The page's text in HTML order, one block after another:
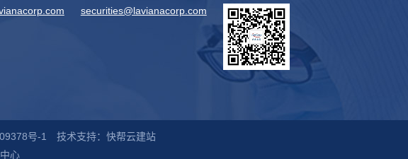
securities@lavianacorp.com
号-1
技术支持：快帮云建站
心